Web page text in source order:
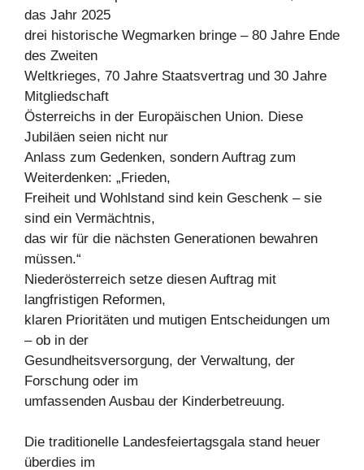
das Jahr 2025
drei historische Wegmarken bringe – 80 Jahre Ende
des Zweiten
Weltkrieges, 70 Jahre Staatsvertrag und 30 Jahre
Mitgliedschaft
Österreichs in der Europäischen Union. Diese
Jubiläen seien nicht nur
Anlass zum Gedenken, sondern Auftrag zum
Weiterdenken: „Frieden,
Freiheit und Wohlstand sind kein Geschenk – sie
sind ein Vermächtnis,
das wir für die nächsten Generationen bewahren
müssen.“
Niederösterreich setze diesen Auftrag mit
langfristigen Reformen,
klaren Prioritäten und mutigen Entscheidungen um
– ob in der
Gesundheitsversorgung, der Verwaltung, der
Forschung oder im
umfassenden Ausbau der Kinderbetreuung.
Die traditionelle Landesfeiertagsgala stand heuer
überdies im